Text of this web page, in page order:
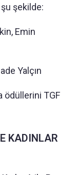
şu şekilde:
Emin
Yalçın
ödüllerini TGF
KADINLAR